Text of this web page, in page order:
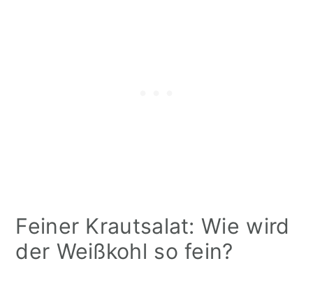
Feiner Krautsalat: Wie wird
der Weißkohl so fein?